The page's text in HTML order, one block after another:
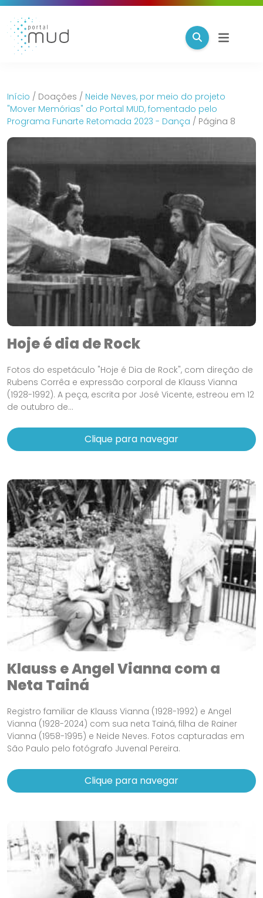
Início / Doações / Neide Neves, por meio do projeto
"Mover Memórias" do Portal MUD, fomentado pelo
Programa Funarte Retomada 2023 - Dança / Página 8
Hoje é dia de Rock
Fotos do espetáculo "Hoje é Dia de Rock", com direção de
Rubens Corrêa e expressão corporal de Klauss Vianna
(1928-1992). A peça, escrita por José Vicente, estreou em 12
de outubro de...
Clique para navegar
Klauss e Angel Vianna com a
Neta Tainá
Registro familiar de Klauss Vianna (1928-1992) e Angel
Vianna (1928-2024) com sua neta Tainá, filha de Rainer
Vianna (1958-1995) e Neide Neves. Fotos capturadas em
São Paulo pelo fotógrafo Juvenal Pereira.
Clique para navegar